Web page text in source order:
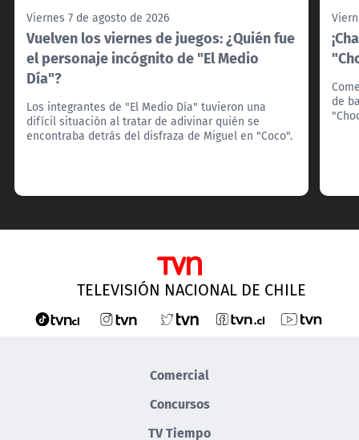
Viernes 7 de agosto de 2026
Vuelven los viernes de juegos: ¿Quién fue
el personaje incógnito de "El Medio
Día"?
Los integrantes de "El Medio Día" tuvieron una
difícil situación al tratar de adivinar quién se
encontraba detrás del disfraza de Miguel en "Coco".
de
TELEVISIÓN NACIONAL DE CHILE
Comercial
Concursos
TV Tiempo